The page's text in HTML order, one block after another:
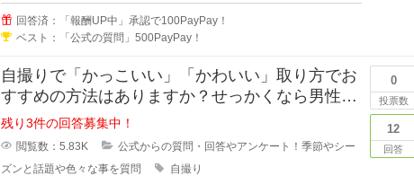
回答済：「報酬UP中」承認で100PayPay！
ベスト：「公式の質問」500PayPay！
自撮りで「かっこいい」「かわいい」取り方でお
すすめの方法はありますか？せっかくなら男性な
らかっこよく写真を写りたいと思い
残り3件の回答募集中！
閲覧数：5.83K
公式からの質問・回答やアンケート！季節やシー
ズンと話題や色々な事を質問
自撮り
0
投票数
12
回答